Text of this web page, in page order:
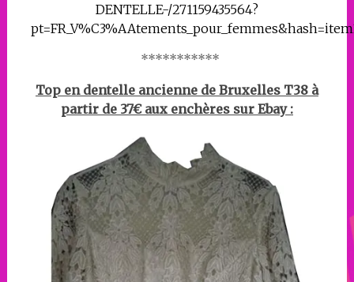
DENTELLE-/271159435564?
***********
Top en dentelle ancienne de Bruxelles T38 à
partir de 37€ aux enchères sur Ebay :